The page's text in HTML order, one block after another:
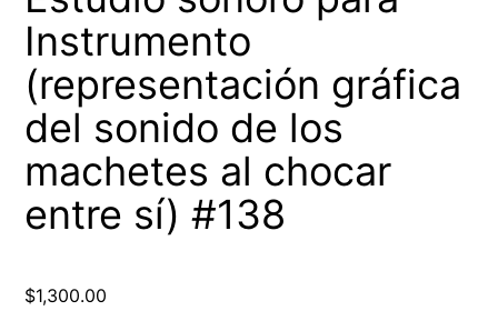
Instrumento
(representación gráfica
del sonido de los
machetes al chocar
entre sí) #138
$1,300.00